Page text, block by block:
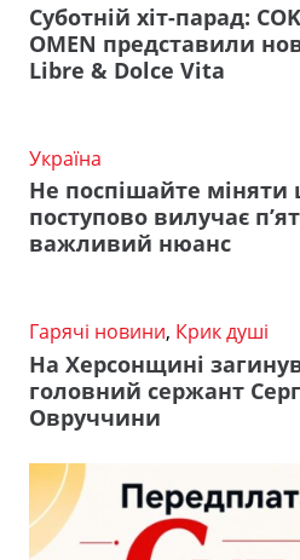
Суботній хіт-парад:
OMEN представили
Libre & Dolce Vita
Україна
Не поспішайте міняти
поступово вилучає
важливий нюанс
Гарячі новини, Крик душі
На Херсонщині
головний сержант
Овруччини